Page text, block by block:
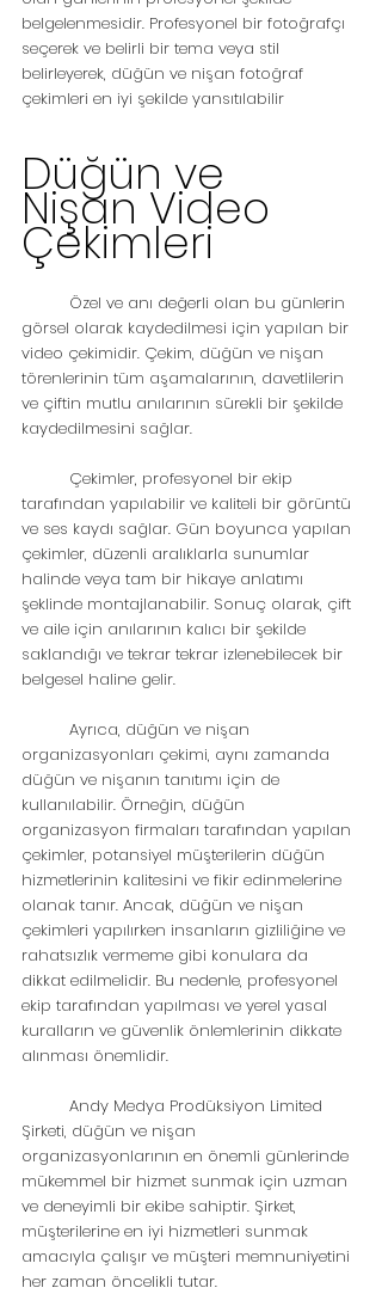
belgelenmesidir. Profesyonel bir fotoğrafçı
seçerek ve belirli bir tema veya stil
belirleyerek, düğün ve nişan fotoğraf
çekimleri en iyi şekilde yansıtılabilir
Düğün ve
Nişan Video
Çekimleri
görsel olarak kaydedilmesi için yapılan bir
video çekimidir. Çekim, düğün ve nişan
törenlerinin tüm aşamalarının, davetlilerin
ve çiftin mutlu anılarının sürekli bir şekilde
kaydedilmesini sağlar.
tarafından yapılabilir ve kaliteli bir görüntü
ve ses kaydı sağlar. Gün boyunca yapılan
çekimler, düzenli aralıklarla sunumlar
halinde veya tam bir hikaye anlatımı
şeklinde montajlanabilir. Sonuç olarak, çift
ve aile için anılarının kalıcı bir şekilde
saklandığı ve tekrar tekrar izlenebilecek bir
belgesel haline gelir.
organizasyonları çekimi, aynı zamanda
düğün ve nişanın tanıtımı için de
kullanılabilir. Örneğin, düğün
organizasyon firmaları tarafından yapılan
çekimler, potansiyel müşterilerin düğün
hizmetlerinin kalitesini ve fikir edinmelerine
olanak tanır. Ancak, düğün ve nişan
çekimleri yapılırken insanların gizliliğine ve
rahatsızlık vermeme gibi konulara da
dikkat edilmelidir. Bu nedenle, profesyonel
ekip tarafından yapılması ve yerel yasal
kuralların ve güvenlik önlemlerinin dikkate
alınması önemlidir.
Şirketi, düğün ve nişan
organizasyonlarının en önemli günlerinde
mükemmel bir hizmet sunmak için uzman
ve deneyimli bir ekibe sahiptir. Şirket,
müşterilerine en iyi hizmetleri sunmak
amacıyla çalışır ve müşteri memnuniyetini
her zaman öncelikli tutar.